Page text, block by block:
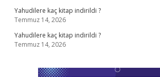
Yahudilere kaç kitap indirildi ?
Temmuz 14, 2026
Yahudilere kaç kitap indirildi ?
Temmuz 14, 2026